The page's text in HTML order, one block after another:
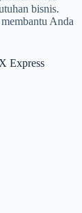
bisnis.
Anda
Express